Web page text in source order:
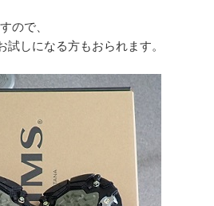
ので、
試しになる方もおられます。